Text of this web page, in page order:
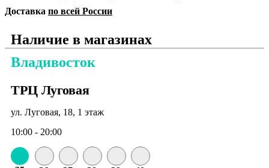
Доставка по всей России
Наличие в магазинах
Владивосток
ТРЦ Луговая
ул. Луговая, 18, 1 этаж
10:00 - 20:00